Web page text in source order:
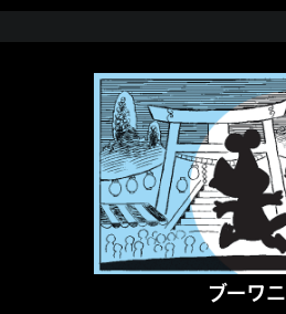
ブーワニ